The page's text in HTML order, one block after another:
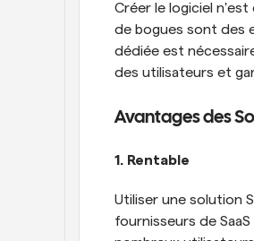
Créer le logiciel
de bogues sont des
dédiée est
des utilisateurs et
Avantages des
1. Rentable
Utiliser une solution
fournisseurs de